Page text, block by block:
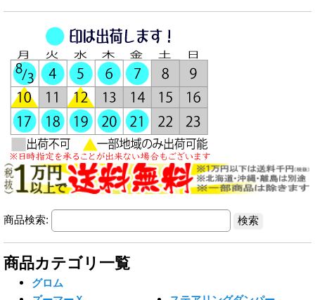
商品検索:
商品カテゴリ一覧
グロム